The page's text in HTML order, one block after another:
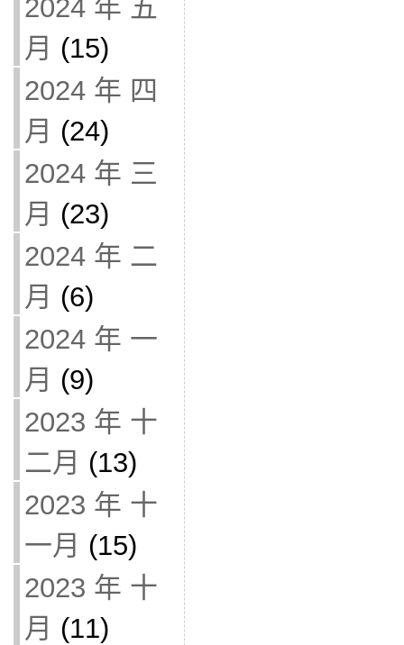
2024 年 五
月 (15)
2024 年 四
月 (24)
2024 年 三
月 (23)
2024 年 二
月 (6)
2024 年 一
月 (9)
2023 年 十
二月 (13)
2023 年 十
一月 (15)
2023 年 十
月 (11)